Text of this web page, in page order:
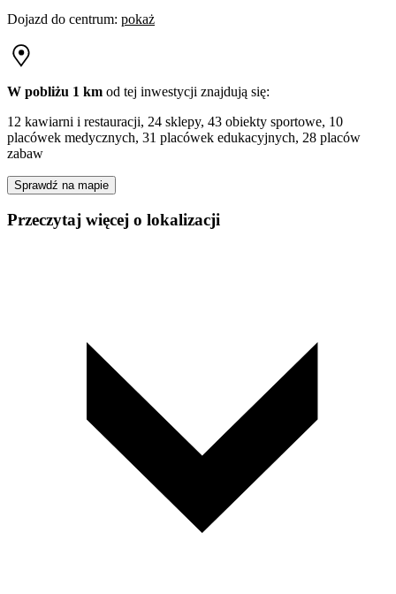
Dojazd do centrum: pokaż
W pobliżu 1 km od tej inwestycji znajdują się:
12 kawiarni i restauracji, 24 sklepy, 43 obiekty sportowe, 10
placówek medycznych, 31 placówek edukacyjnych, 28 placów
zabaw
Sprawdź na mapie
Przeczytaj więcej o lokalizacji